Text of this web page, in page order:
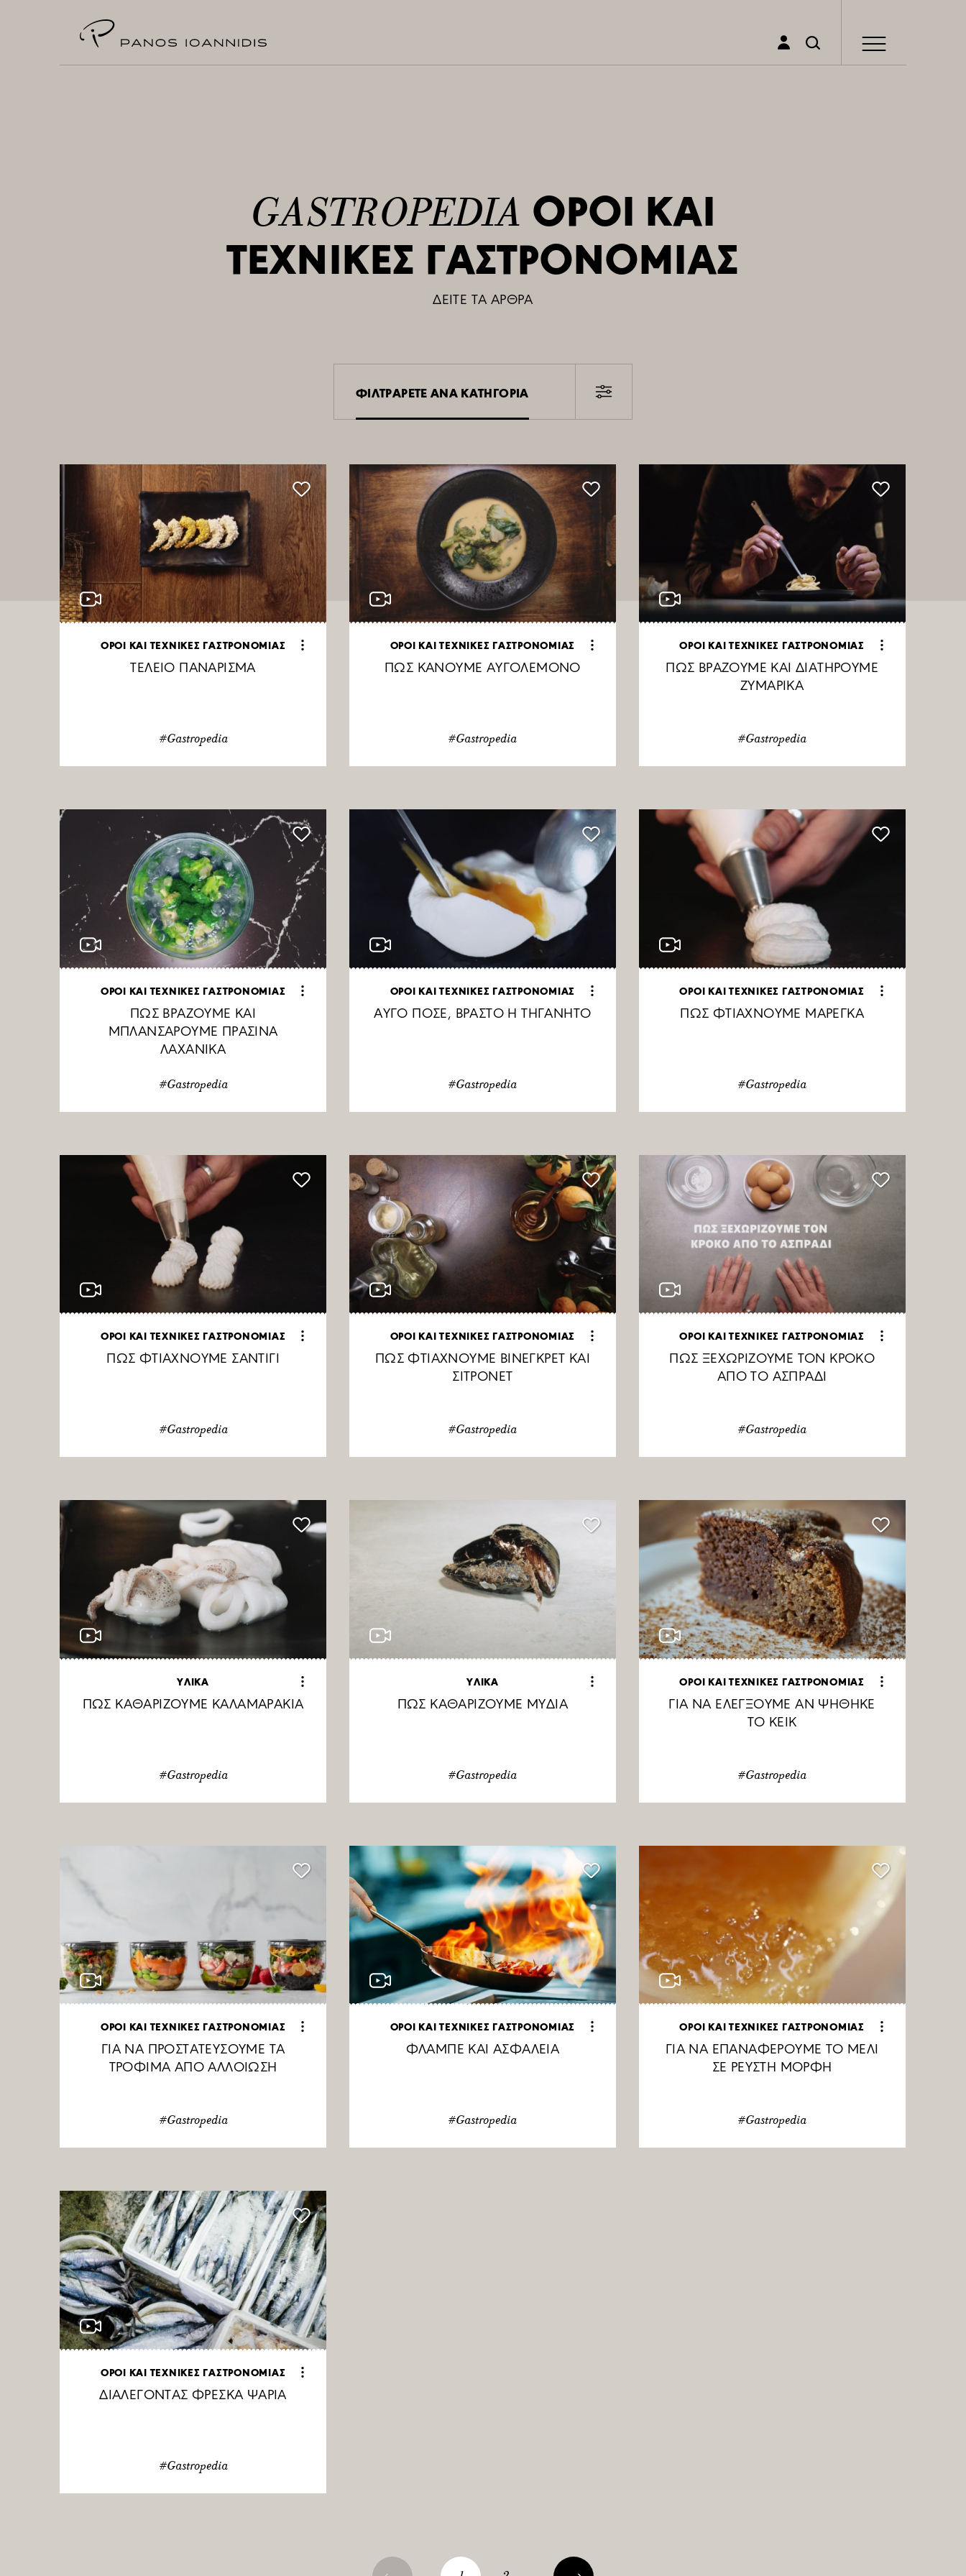
GASTROPEDIA ΟΡΟΙ ΚΑΙ
ΤΕΧΝΙΚΕΣ ΓΑΣΤΡΟΝΟΜΙΑΣ
ΔΕΙΤΕ ΤΑ ΑΡΘΡΑ
ΦΙΛΤΡΑΡΕΤΕ ΑΝΑ ΚΑΤΗΓΟΡΙΑ
ΟΡΟΙ ΚΑΙ ΤΕΧΝΙΚΕΣ ΓΑΣΤΡΟΝΟΜΙΑΣ
ΤΕΛΕΙΟ ΠΑΝΑΡΙΣΜΑ
#Gastropedia
ΟΡΟΙ ΚΑΙ ΤΕΧΝΙΚΕΣ ΓΑΣΤΡΟΝΟΜΙΑΣ
ΠΩΣ ΚΑΝΟΥΜΕ ΑΥΓΟΛΕΜΟΝΟ
#Gastropedia
ΟΡΟΙ ΚΑΙ ΤΕΧΝΙΚΕΣ ΓΑΣΤΡΟΝΟΜΙΑΣ
ΠΩΣ ΒΡΑΖΟΥΜΕ ΚΑΙ ΔΙΑΤΗΡΟΥΜΕ
ΖΥΜΑΡΙΚΑ
#Gastropedia
ΟΡΟΙ ΚΑΙ ΤΕΧΝΙΚΕΣ ΓΑΣΤΡΟΝΟΜΙΑΣ
ΠΩΣ ΒΡΑΖΟΥΜΕ ΚΑΙ
ΜΠΛΑΝΣΑΡΟΥΜΕ ΠΡΑΣΙΝΑ
ΛΑΧΑΝΙΚΑ
#Gastropedia
ΟΡΟΙ ΚΑΙ ΤΕΧΝΙΚΕΣ ΓΑΣΤΡΟΝΟΜΙΑΣ
AΥΓΟ ΠΟΣΕ, ΒΡΑΣΤΟ Η ΤΗΓΑΝΗΤΟ
#Gastropedia
ΟΡΟΙ ΚΑΙ ΤΕΧΝΙΚΕΣ ΓΑΣΤΡΟΝΟΜΙΑΣ
ΠΩΣ ΦΤΙΑΧΝΟΥΜΕ ΜΑΡΕΓΚΑ
#Gastropedia
ΟΡΟΙ ΚΑΙ ΤΕΧΝΙΚΕΣ ΓΑΣΤΡΟΝΟΜΙΑΣ
ΠΩΣ ΦΤΙΑΧΝΟΥΜΕ ΣΑΝΤΙΓΙ
#Gastropedia
ΟΡΟΙ ΚΑΙ ΤΕΧΝΙΚΕΣ ΓΑΣΤΡΟΝΟΜΙΑΣ
ΠΩΣ ΦΤΙΑΧΝΟΥΜΕ ΒΙΝΕΓΚΡΕΤ ΚΑΙ
ΣΙΤΡΟΝΕΤ
#Gastropedia
ΟΡΟΙ ΚΑΙ ΤΕΧΝΙΚΕΣ ΓΑΣΤΡΟΝΟΜΙΑΣ
ΠΩΣ ΞΕΧΩΡΙΖΟΥΜΕ ΤΟΝ ΚΡΟΚΟ
ΑΠΟ ΤΟ ΑΣΠΡΑΔΙ
#Gastropedia
ΥΛΙΚΑ
ΠΩΣ ΚΑΘΑΡΙΖΟΥΜΕ ΚΑΛΑΜΑΡΑΚΙΑ
#Gastropedia
ΥΛΙΚΑ
ΠΩΣ ΚΑΘΑΡΙΖΟΥΜΕ ΜΥΔΙΑ
#Gastropedia
ΟΡΟΙ ΚΑΙ ΤΕΧΝΙΚΕΣ ΓΑΣΤΡΟΝΟΜΙΑΣ
ΓΙΑ ΝΑ ΕΛΕΓΞΟΥΜΕ ΑΝ ΨΗΘΗΚΕ
ΤΟ ΚΕΙΚ
#Gastropedia
ΟΡΟΙ ΚΑΙ ΤΕΧΝΙΚΕΣ ΓΑΣΤΡΟΝΟΜΙΑΣ
ΓΙΑ ΝΑ ΠΡΟΣΤΑΤΕΥΣΟΥΜΕ ΤΑ
ΤΡΟΦΙΜΑ ΑΠΟ ΑΛΛΟΙΩΣΗ
#Gastropedia
ΟΡΟΙ ΚΑΙ ΤΕΧΝΙΚΕΣ ΓΑΣΤΡΟΝΟΜΙΑΣ
ΦΛΑΜΠΕ ΚΑΙ ΑΣΦΑΛΕΙΑ
#Gastropedia
ΟΡΟΙ ΚΑΙ ΤΕΧΝΙΚΕΣ ΓΑΣΤΡΟΝΟΜΙΑΣ
ΓΙΑ ΝΑ ΕΠΑΝΑΦΕΡΟΥΜΕ ΤΟ ΜΕΛΙ
ΣΕ ΡΕΥΣΤΗ ΜΟΡΦΗ
#Gastropedia
ΟΡΟΙ ΚΑΙ ΤΕΧΝΙΚΕΣ ΓΑΣΤΡΟΝΟΜΙΑΣ
ΔΙΑΛΕΓΟΝΤΑΣ ΦΡΕΣΚΑ ΨΑΡΙΑ
#Gastropedia